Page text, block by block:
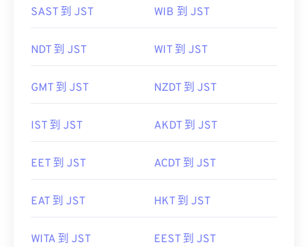
SAST 到 JST WIB 到 JST
NDT 到 JST WIT 到 JST
GMT 到 JST NZDT 到 JST
IST 到 JST AKDT 到 JST
EET 到 JST ACDT 到 JST
EAT 到 JST HKT 到 JST
WITA 到 JST EEST 到 JST